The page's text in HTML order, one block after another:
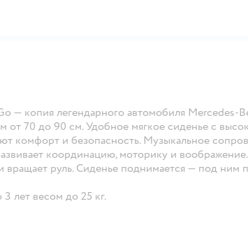
— копия легендарного автомобиля Mercedes-
от 70 до 90 см. Удобное мягкое сиденье с
комфорт и безопасность. Музыкальное
координацию, моторику и
вращает руль. Сиденье поднимается — под ним
лет весом до 25 кг.